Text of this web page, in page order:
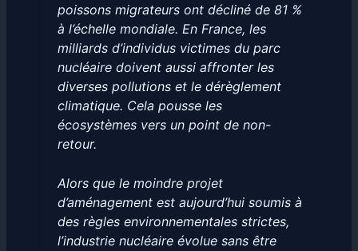
poissons migrateurs ont décliné de 81 %
à l’échelle mondiale. En France, les
milliards d’individus victimes du parc
nucléaire doivent aussi affronter les
diverses pollutions et le dérèglement
climatique. Cela pousse les
écosystèmes vers un point de non-
retour.
Alors que le moindre projet
d’aménagement est aujourd’hui soumis à
des règles environnementales strictes,
l’industrie nucléaire évolue sans être